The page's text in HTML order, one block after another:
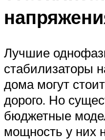
Лучшие
стабилизаторы
дома могут
дорого. Но
бюджетные
мощность у них